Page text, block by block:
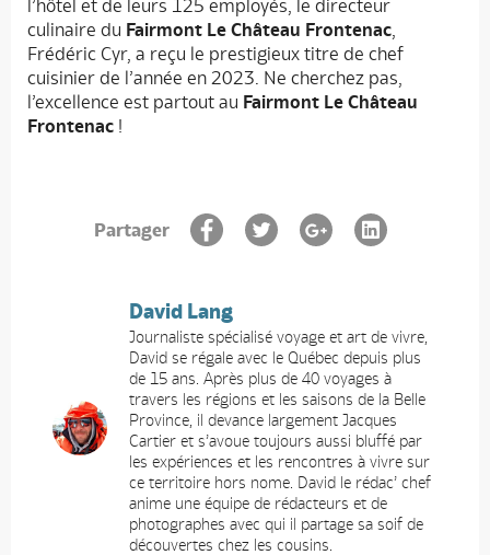
l’hôtel et de leurs 125 employés, le directeur
culinaire du Fairmont Le Château Frontenac
Frédéric Cyr, a reçu le prestigieux titre de chef
cuisinier de l’année en 2023. Ne cherchez pas,
l’excellence est partout au Fairmont Le Château
Frontenac !
Partager
David Lang
Journaliste spécialisé voyage et art de vivre,
David se régale avec le Québec depuis plus
de 15 ans. Après plus de 40 voyages à
travers les régions et les saisons de la Belle
Province, il devance largement Jacques
Cartier et s’avoue toujours aussi bluffé par
les expériences et les rencontres à vivre sur
ce territoire hors nome. David le rédac’ chef
anime une équipe de rédacteurs et de
photographes avec qui il partage sa soif de
découvertes chez les cousins.